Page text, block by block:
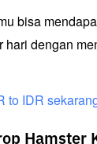
bisa
hari dengan
to IDR
Hamster